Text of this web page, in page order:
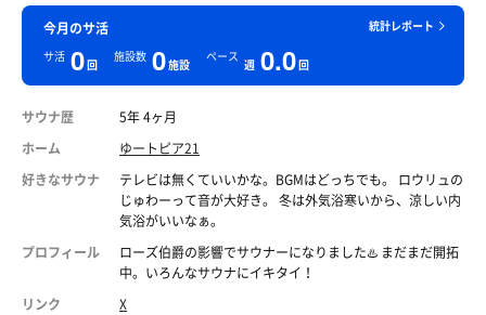
統計レポート
今月のサ活
サ活 0回
施設数 0施設
ペース
週 0.0回
サウナ歴
5年 4ヶ月
ホーム
ゆートピア21
好きなサウナ
テレビは無くていいかな。BGMはどっちでも。 ロウリュの
じゅわーって音が大好き。 冬は外気浴寒いから、涼しい内
気浴がいいなぁ。
プロフィール
ローズ伯爵の影響でサウナーになりました♨️ まだまだ開拓
中。いろんなサウナにイキタイ！
リンク
X